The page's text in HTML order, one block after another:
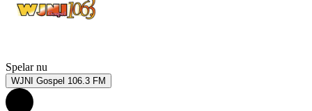
Spelar nu
WJNI Gospel 106.3 FM